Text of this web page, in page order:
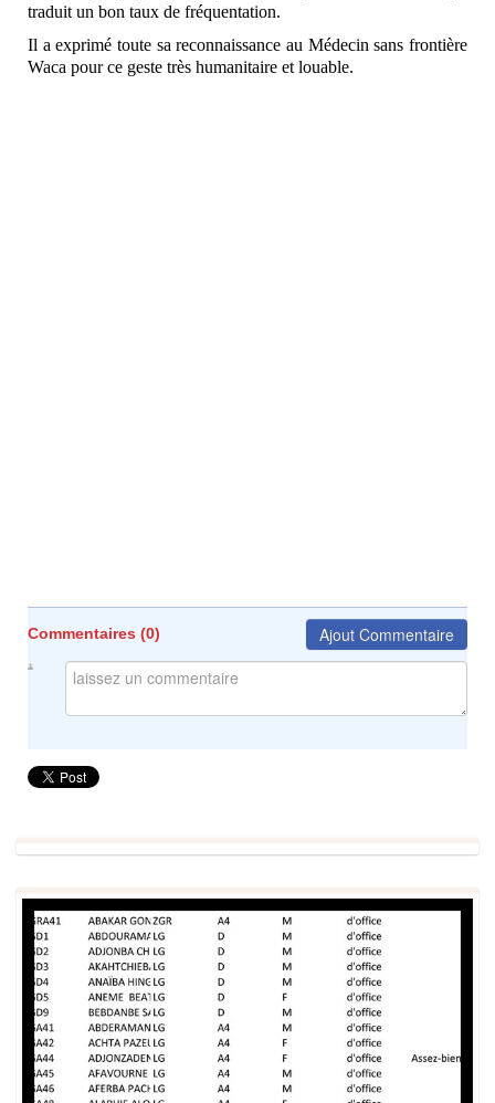
traduit un bon taux de fréquentation.
Il a exprimé toute sa reconnaissance au Médecin sans frontière
Waca pour ce geste très humanitaire et louable.
Commentaires (0) Ajout Commentaire